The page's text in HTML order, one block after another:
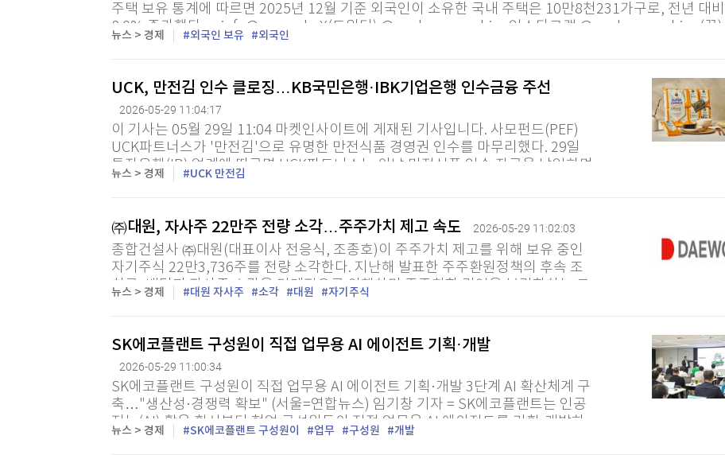
주택 보유 통계에 따르면 2025년 12월 기준 외국인이 소유한 국내 주택은 10만8천231가구로, 전년 대비
8.0% 증가했다. minfo@yna.co.kr X(트위터) @yonhap_graphics 인스타그램 @yonhapgraphics (끝)...
뉴스 > 경제 외국인 보유 외국인
UCK, 만전김 인수 클로징…KB국민은행·IBK기업은행 인수금융 주선
2026-05-29 11:04:17
이 기사는 05월 29일 11:04 마켓인사이트에 게재된 기사입니다. 사모펀드(PEF)
UCK파트너스가 '만전김'으로 유명한 만전식품 경영권 인수를 마무리했다. 29일
투자은행(IB) 업계에 따르면 UCK파트너스는 이날 만전식품 인수 잔금을 납입하며
거래를 최종 종결했다. 거래 규모는 약 2100억원이다. UCK파트너스는 3호...
뉴스 > 경제 UCK 만전김
㈜대원, 자사주 22만주 전량 소각…주주가치 제고 속도 2026-05-29 11:02:03
종합건설사 ㈜대원(대표이사 전응식, 조종호)이 주주가치 제고를 위해 보유 중인
자기주식 22만3,736주를 전량 소각한다. 지난해 발표한 주주환원정책의 후속 조
치로, 배당과 자사주 소각을 단계적으로 이행하며 주주친화 경영을 본격화하는 모
습이다. ㈜대원은 28일 공시를 통해 배당가능이익 범위 내에서 취득한 보통주...
뉴스 > 경제 대원 자사주 소각 대원 자기주식
SK에코플랜트 구성원이 직접 업무용 AI 에이전트 기획·개발
2026-05-29 11:00:34
SK에코플랜트 구성원이 직접 업무용 AI 에이전트 기획·개발 3단계 AI 확산체계 구
축…"생산성·경쟁력 확보" (서울=연합뉴스) 임기창 기자 = SK에코플랜트는 인공
지능(AI) 활용 확산부터 현업 구성원들이 직접 업무용 AI 에이전트를 기획·개발하
는 수준까지 3단계 AI 확산 체계를 구축했다고 29일 밝혔다. 3단계 체계는...
뉴스 > 경제 SK에코플랜트 구성원이 업무 구성원 개발